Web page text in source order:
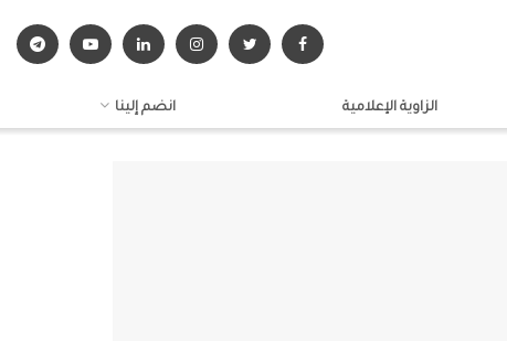
الزاوية الإعلامية انضم إلينا